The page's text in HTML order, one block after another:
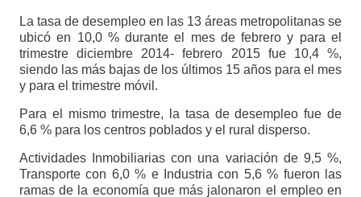
La tasa de desempleo en las 13 áreas metropolitanas se
ubicó en 10,0 % durante el mes de febrero y para el
trimestre diciembre 2014- febrero 2015 fue 10,4 %,
siendo las más bajas de los últimos 15 años para el mes
y para el trimestre móvil.
Para el mismo trimestre, la tasa de desempleo fue de
6,6 % para los centros poblados y el rural disperso.
Actividades Inmobiliarias con una variación de 9,5 %,
Transporte con 6,0 % e Industria con 5,6 % fueron las
ramas de la economía que más jalonaron el empleo en